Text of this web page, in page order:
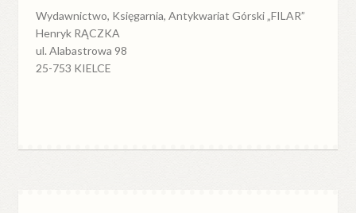
Wydawnictwo, Księgarnia, Antykwariat Górski „FILAR”
Henryk RĄCZKA
ul. Alabastrowa 98
25-753 KIELCE